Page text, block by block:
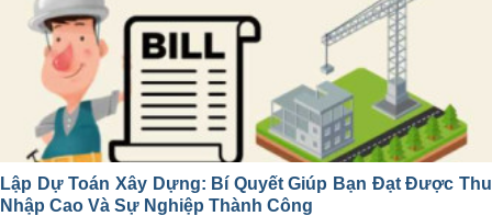
Lập Dự Toán Xây Dựng: Bí Quyết Giúp Bạn Đạt Được Thu
Nhập Cao Và Sự Nghiệp Thành Công